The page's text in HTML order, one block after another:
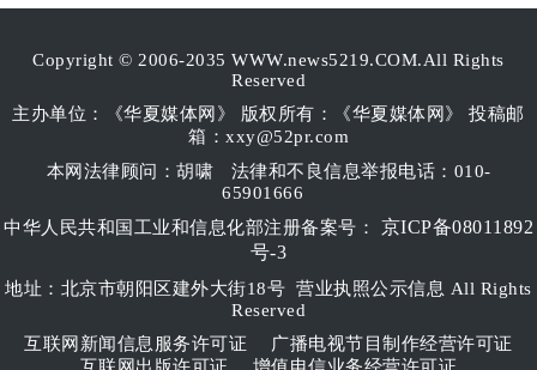
Copyright © 2006-2035 WWW.news5219.COM.All Rights
Reserved
主办单位：《华夏媒体网》 版权所有：《华夏媒体网》 投稿邮
箱：xxy@52pr.com
本网法律顾问：胡啸
法律和不良信息举报电话：010-
65901666
中华人民共和国工业和信息化部注册备案号： 京ICP备08011892
号-3
地址：北京市朝阳区建外大街18号 营业执照公示信息 All Rights
Reserved
互联网新闻信息服务许可证
广播电视节目制作经营许可证
互联网出版许可证
增值电信业务经营许可证